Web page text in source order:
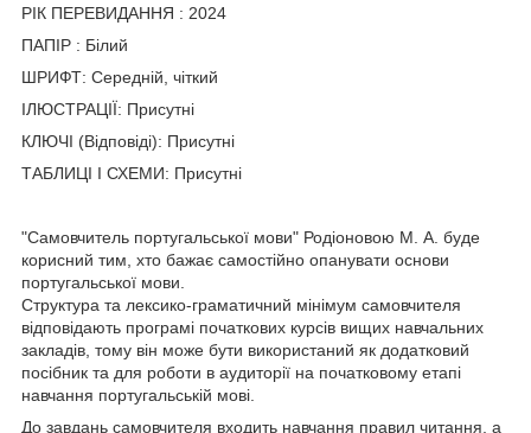
РІК ПЕРЕВИДАННЯ : 2024
ПАПІР : Білий
ШРИФТ: Середній, чіткий
ІЛЮСТРАЦІЇ: Присутні
КЛЮЧІ (Відповіді): Присутні
ТАБЛИЦІ І СХЕМИ: Присутні
"Самовчитель португальської мови" Родіоновою М. А. буде
корисний тим, хто бажає самостійно опанувати основи
португальської мови.
Структура та лексико-граматичний мінімум самовчителя
відповідають програмі початкових курсів вищих навчальних
закладів, тому він може бути використаний як додатковий
посібник та для роботи в аудиторії на початковому етапі
навчання португальській мові.
До завдань самовчителя входить навчання правил читання, а